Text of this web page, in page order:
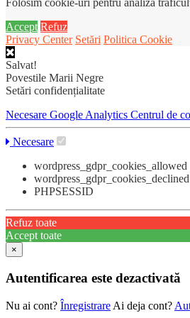
Folosim cookie-uri pentru analiza
Accept Refuz
Privacy Center Setări Politica Cookie
Salvat!
Povestile Marii Negre
Setări confidențialitate
Necesare Google Analytics Centrul de
Necesare
wordpress_gdpr_cookies_allowed
wordpress_gdpr_cookies_declined
PHPSESSID
Refuz toate
Accept toate
×
Autentificarea este dezactivată
Nu ai cont? Înregistrare Ai deja cont?